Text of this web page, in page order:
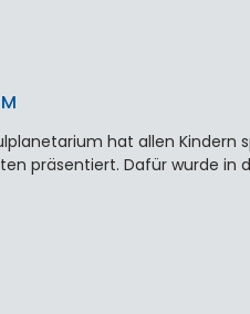
hat allen
präsentiert. Dafür wurde in